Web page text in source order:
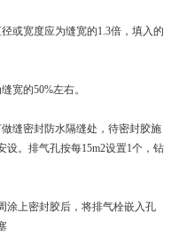
或宽度应为缝宽的1.3倍，填入的
宽的50%左右。
缝密封防水隔缝处，待密封胶施
设。排气孔按每15m2设置1个，钻
涂上密封胶后，将排气栓嵌入孔